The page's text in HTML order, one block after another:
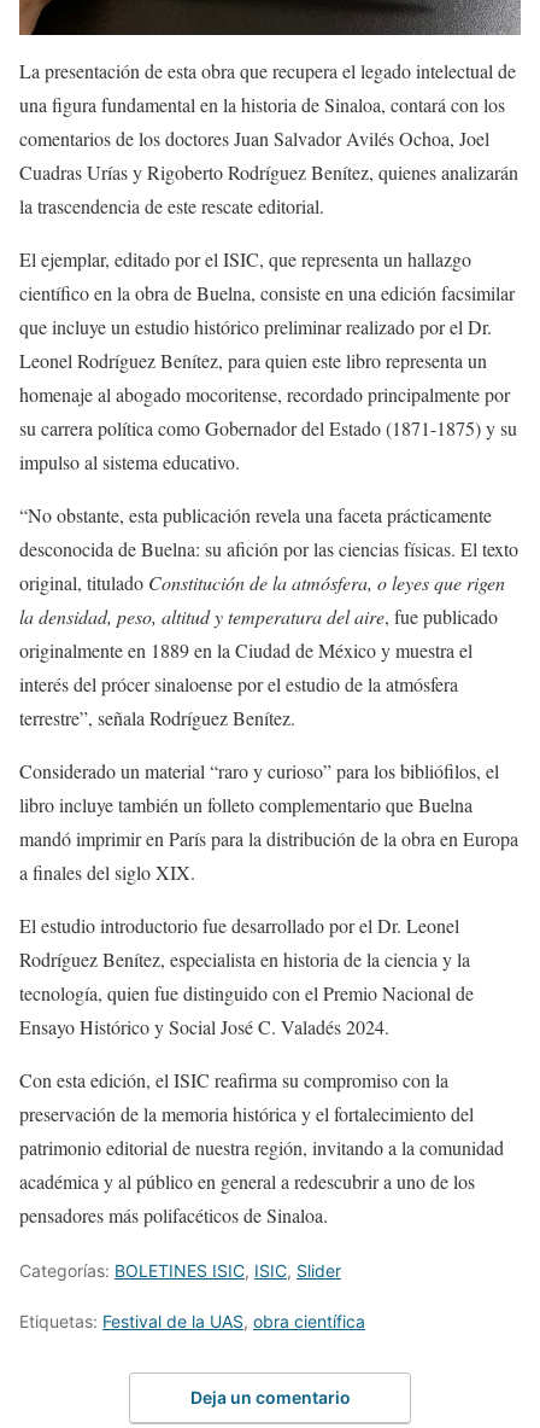
La presentación de esta obra que recupera el legado intelectual de
una figura fundamental en la historia de Sinaloa, contará con los
comentarios de los doctores Juan Salvador Avilés Ochoa, Joel
Cuadras Urías y Rigoberto Rodríguez Benítez, quienes analizarán
la trascendencia de este rescate editorial.
El ejemplar, editado por el ISIC, que representa un hallazgo
científico en la obra de Buelna, consiste en una edición facsimilar
que incluye un estudio histórico preliminar realizado por el Dr.
Leonel Rodríguez Benítez, para quien este libro representa un
homenaje al abogado mocoritense, recordado principalmente por
su carrera política como Gobernador del Estado (1871-1875) y su
impulso al sistema educativo.
“No obstante, esta publicación revela una faceta prácticamente
desconocida de Buelna: su afición por las ciencias físicas. El texto
original, titulado Constitución de la atmósfera, o leyes que rigen
la densidad, peso, altitud y temperatura del aire, fue publicado
originalmente en 1889 en la Ciudad de México y muestra el
interés del prócer sinaloense por el estudio de la atmósfera
terrestre”, señala Rodríguez Benítez.
Considerado un material “raro y curioso” para los bibliófilos, el
libro incluye también un folleto complementario que Buelna
mandó imprimir en París para la distribución de la obra en Europa
a finales del siglo XIX.
El estudio introductorio fue desarrollado por el Dr. Leonel
Rodríguez Benítez, especialista en historia de la ciencia y la
tecnología, quien fue distinguido con el Premio Nacional de
Ensayo Histórico y Social José C. Valadés 2024.
Con esta edición, el ISIC reafirma su compromiso con la
preservación de la memoria histórica y el fortalecimiento del
patrimonio editorial de nuestra región, invitando a la comunidad
académica y al público en general a redescubrir a uno de los
pensadores más polifacéticos de Sinaloa.
Categorías: BOLETINES ISIC, ISIC, Slider
Etiquetas: Festival de la UAS, obra científica
Deja un comentario